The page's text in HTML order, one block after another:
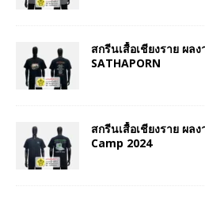
สกรีนเสื้อเชียงราย ผล
SATHAPORN
สกรีนเสื้อเชียงราย ผล
Camp 2024